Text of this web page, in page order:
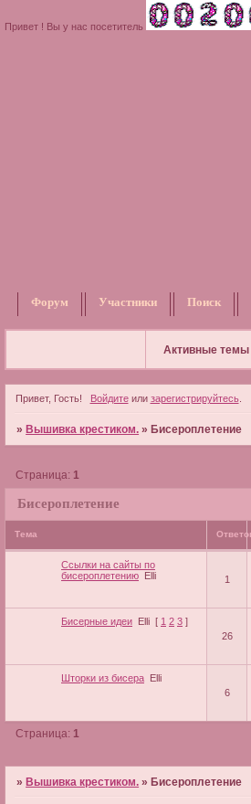
Привет ! Вы у нас посетитель
Форум Участники Поиск
Активные темы
Привет, Гость! Войдитеили зарегистрируйтесь.
»Вышивка крестиком. »Бисероплетение
Бисероплетение
Страница: 1
Тема
Ссылки на сайты по
бисероплетению Elli 1
Бисерные идеи Elli [ 1 2 3 ]
26
Шторки из бисера Elli
6
Страница: 1
» Вышивка крестиком. » Бисероплетение